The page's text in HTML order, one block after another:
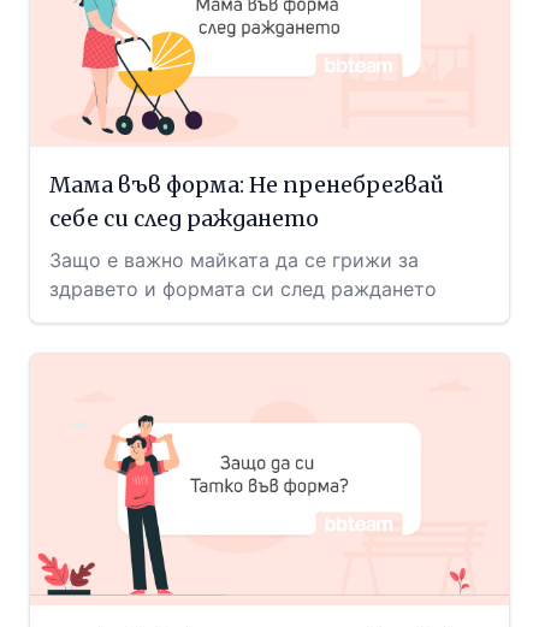
Мама във форма: Не пренебрегвай
себе си след раждането
Защо е важно майката да се грижи за
здравето и формата си след раждането